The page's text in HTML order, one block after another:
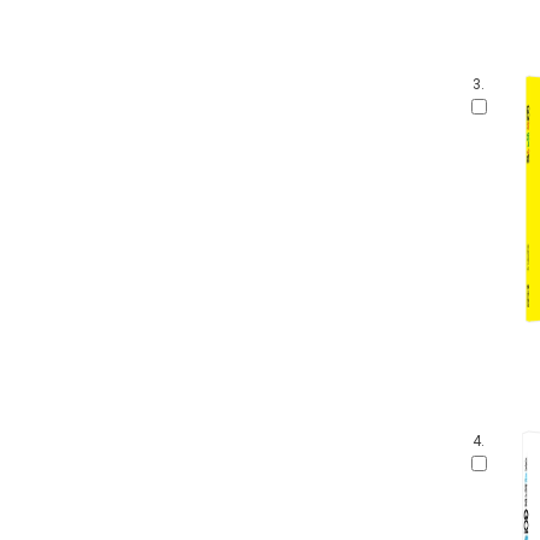
3.
4.